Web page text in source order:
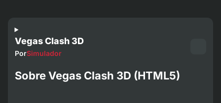
Vegas Clash 3D
PorSimulador
Sobre Vegas Clash 3D (HTML5)